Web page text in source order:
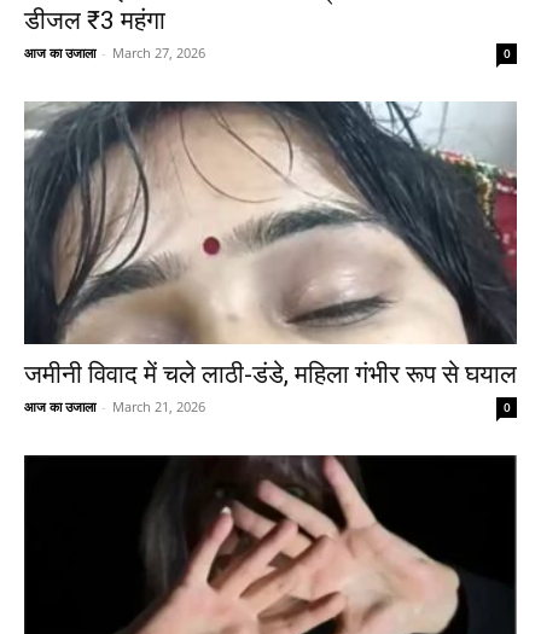
डीजल ₹3 महंगा
आज का उजाला - March 27, 2026 0
जमीनी विवाद में चले लाठी-डंडे, महिला गंभीर रूप से घयाल
आज का उजाला - March 21, 2026 0